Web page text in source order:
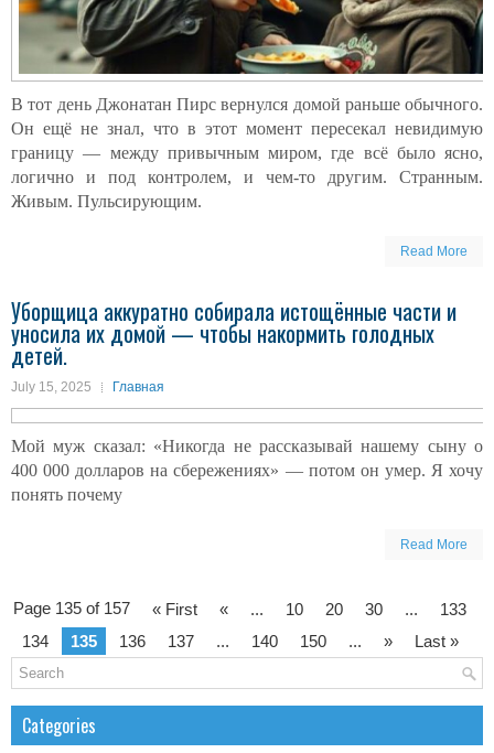
В тот день Джонатан Пирс вернулся домой раньше обычного.
Он ещё не знал, что в этот момент пересекал невидимую
границу — между привычным миром, где всё было ясно,
логично и под контролем, и чем-то другим. Странным.
Живым. Пульсирующим.
Read More
Уборщица аккуратно собирала истощённые части и
уносила их домой — чтобы накормить голодных
детей.
July 15, 2025 Главная
Мой муж сказал: «Никогда не рассказывай нашему сыну о
400 000 долларов на сбережениях» — потом он умер. Я хочу
понять почему
Read More
Page 135 of 157 « First « ... 10 20 30 ...
133
134
135 136 137 ... 140 150 ... » Last »
Categories